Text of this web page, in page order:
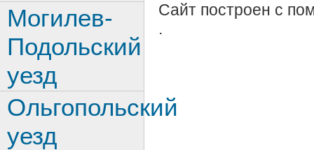
Сайт построен с
.
Могилев-
Подольский
уезд
Ольгопольский
уезд